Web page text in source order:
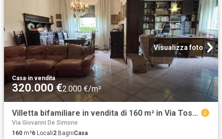
Visualizza foto
Casa·in vendita
320.000 €2.000 €/m²
Villetta bifamiliare in vendita di 160 m² in Via Tosco Romagnola
Via Giovanni De Simone
160 m²6 Locali2 BagniCasa